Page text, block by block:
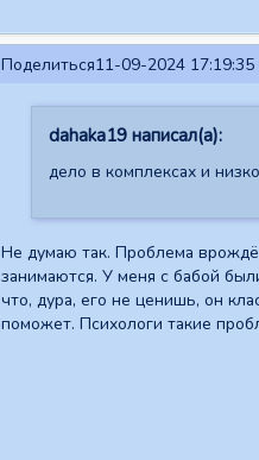
Поделиться11-09-2024 17:19:35
dahaka19 написал(а):
дело в комплексах и
Не думаю так. Проблема
занимаются. У меня с бабой
что, дура, его не ценишь, он
поможет. Психологи такие